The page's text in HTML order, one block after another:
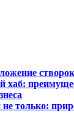
хаб:
только: